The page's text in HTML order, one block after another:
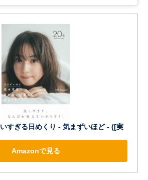
すぎる日めくり - 気まずいほど - ([実
Amazonで見る